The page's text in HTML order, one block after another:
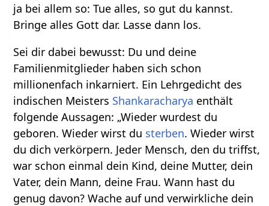
ja bei allem so: Tue alles, so gut du kannst.
Bringe alles Gott dar. Lasse dann los.
Sei dir dabei bewusst: Du und deine
Familienmitglieder haben sich schon
millionenfach inkarniert. Ein Lehrgedicht des
indischen Meisters Shankaracharya enthält
folgende Aussagen: „Wieder wurdest du
geboren. Wieder wirst du sterben. Wieder wirst
du dich verkörpern. Jeder Mensch, den du triffst,
war schon einmal dein Kind, deine Mutter, dein
Vater, dein Mann, deine Frau. Wann hast du
genug davon? Wache auf und verwirkliche dein